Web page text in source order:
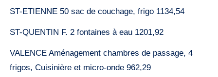
ST-ETIENNE 50 sac de couchage, frigo 1134,54
ST-QUENTIN F. 2 fontaines à eau 1201,92
VALENCE Aménagement chambres de passage, 4
frigos, Cuisinière et micro-onde 962,29